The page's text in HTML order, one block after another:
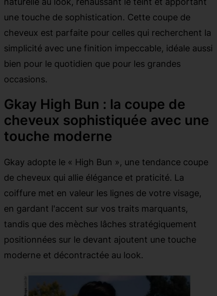
une touche de sophistication. Cette coupe de
cheveux est parfaite pour celles qui recherchent la
simplicité avec une finition impeccable, idéale aussi
bien pour le quotidien que pour les grandes
occasions.
Gkay High Bun : la coupe de
cheveux sophistiquée avec une
touche moderne
Gkay adopte le « High Bun », une tendance coupe
de cheveux qui allie élégance et praticité. La
coiffure met en valeur les lignes de votre visage,
en gardant l'accent sur vos traits marquants,
tandis que des mèches lâches stratégiquement
positionnées sur le devant ajoutent une touche
moderne et décontractée au look.